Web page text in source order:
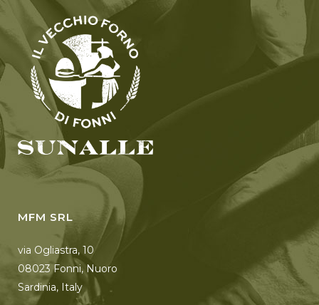
MFM SRL
via Ogliastra, 10
08023 Fonni, Nuoro
Sardinia, Italy